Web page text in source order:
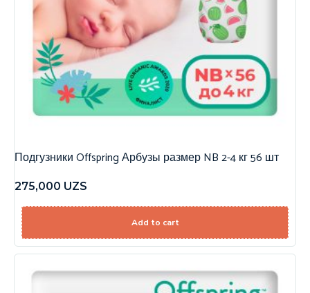
Подгузники Offspring Арбузы размер NB 2-4 кг 56 шт
275,000 UZS
Add to cart